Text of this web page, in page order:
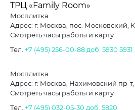
ТРЦ «Family Room»
Мосплитка
Адрес: г. Москва, пос. Московский,
Смотреть часы работы и карту
Тел. +7 (495) 256-00-88 доб. 5930 5931
Мосплитка
Адрес: г. Москва, Нахимовский пр-т,
Смотреть часы работы и карту
Тел. +7 (495) 032-05-30 доб. 5820